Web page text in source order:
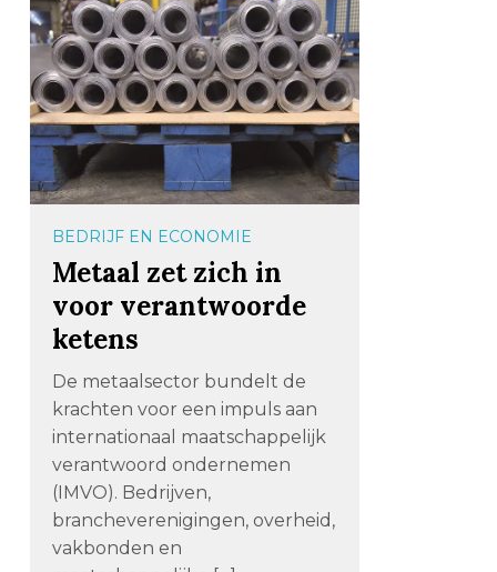
BEDRIJF EN ECONOMIE
Metaal zet zich in
voor verantwoorde
ketens
De metaalsector bundelt de
krachten voor een impuls aan
internationaal maatschappelijk
verantwoord ondernemen
(IMVO). Bedrijven,
brancheverenigingen, overheid,
vakbonden en